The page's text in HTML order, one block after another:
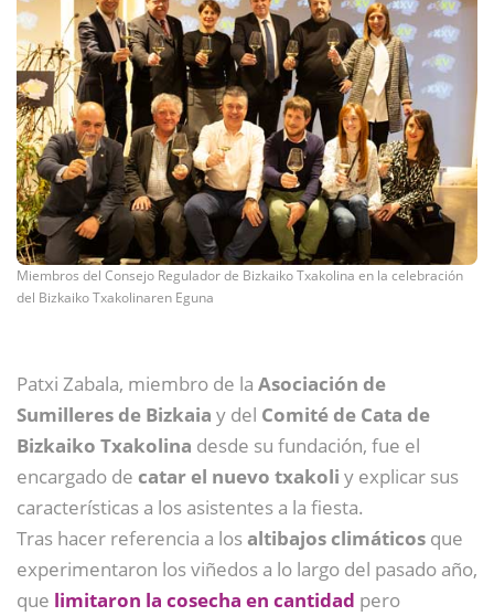
Miembros del Consejo Regulador de Bizkaiko Txakolina en la celebración
del Bizkaiko Txakolinaren Eguna
Patxi Zabala, miembro de la Asociación de
Sumilleres de Bizkaia y del Comité de Cata de
Bizkaiko Txakolina desde su fundación, fue el
encargado de catar el nuevo txakoli y explicar sus
características a los asistentes a la fiesta.
Tras hacer referencia a losaltibajos climáticos que
experimentaron los viñedos a lo largo del pasado año,
que limitaron la cosecha en cantidad pero